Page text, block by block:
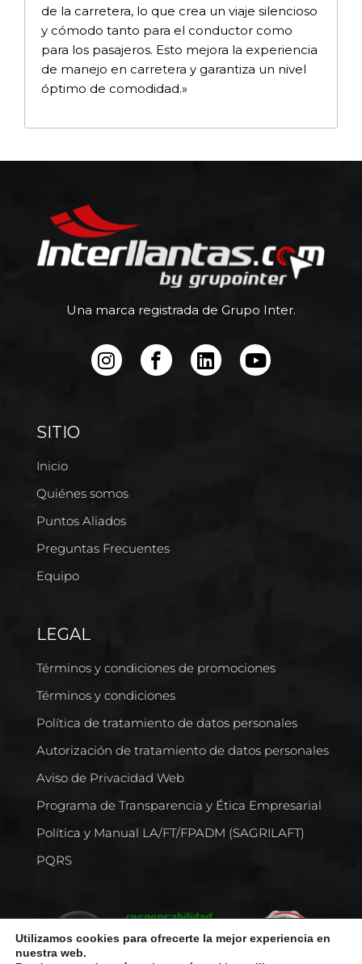
de la carretera, lo que crea un viaje silencioso
y cómodo tanto para el conductor como
para los pasajeros. Esto mejora la experiencia
de manejo en carretera y garantiza un nivel
óptimo de comodidad.»
Una marca registrada de Grupo Inter.
SITIO
Inicio
Quiénes somos
Puntos Aliados
Preguntas Frecuentes
Equipo
LEGAL
Términos y condiciones de promociones
Términos y condiciones
Política de tratamiento de datos personales
Autorización de tratamiento de datos personales
Aviso de Privacidad Web
Programa de Transparencia y Ética Empresarial
Política y Manual LA/FT/FPADM (SAGRILAFT)
PQRS
Utilizamos cookies para ofrecerte la mejor experiencia en
nuestra web.